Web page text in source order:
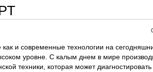
и современные технологии на
уровне. С калым днем в мире
техники, которая может